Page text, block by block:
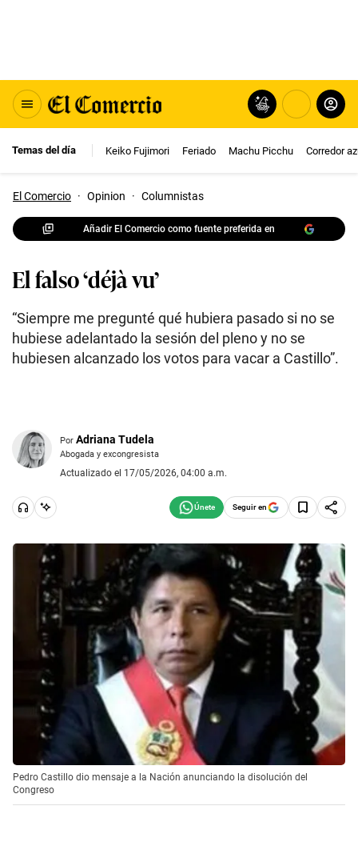
Temas del día Keiko Fujimori Feriado Machu Picchu Corredor
El Comercio · Opinion · Columnistas
Añadir El Comercio como fuente preferida en
El falso ‘déjà vu’
“Siempre me pregunté qué hubiera pasado si no se
hubiese adelantado la sesión del pleno y no se
hubiesen alcanzado los votos para vacar a Castillo”.
Por Adriana Tudela
Abogada y excongresista
Actualizado el 17/05/2026, 04:00 a.m.
Seguir en
Pedro Castillo dio mensaje a la Nación anunciando la disolución del
Congreso